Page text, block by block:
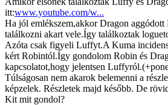
itt:www.youtube.com/w...
Ha jól emlékszem,akkor Dragon aggódott
találkozni akart vele.Így találkoztak
Azóta csak figyeli Luffyt.A Kuma
kért Robintól.Így gondolom Robin és
kapcsolatot,hogy jelentsen
Túlságosan nem akarok belemenni a
képzelek. Részletek majd később. De
Kit mit gondol?